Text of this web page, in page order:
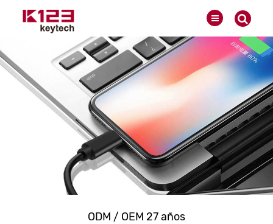
ODM / OEM 27 años